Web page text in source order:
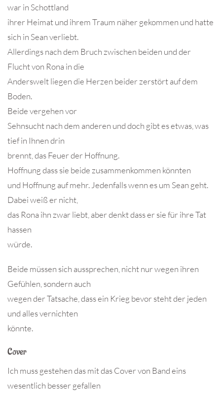
war in Schottland
ihrer Heimat und ihrem Traum näher gekommen und hatte
sich in Sean verliebt.
Allerdings nach dem Bruch zwischen beiden und der
Flucht von Rona in die
Anderswelt liegen die Herzen beider zerstört auf dem
Boden.
Beide vergehen vor
Sehnsucht nach dem anderen und doch gibt es etwas, was
tief in Ihnen drin
brennt, das Feuer der Hoffnung.
Hoffnung dass sie beide zusammenkommen könnten
und Hoffnung auf mehr. Jedenfalls wenn es um Sean geht.
Dabei weiß er nicht,
das Rona ihn zwar liebt, aber denkt dass er sie für ihre Tat
hassen
würde.
Beide müssen sich aussprechen, nicht nur wegen ihren
Gefühlen, sondern auch
wegen der Tatsache, dass ein Krieg bevor steht der jeden
und alles vernichten
könnte.
Cover
Ich muss gestehen das mit das Cover von Band eins
wesentlich besser gefallen